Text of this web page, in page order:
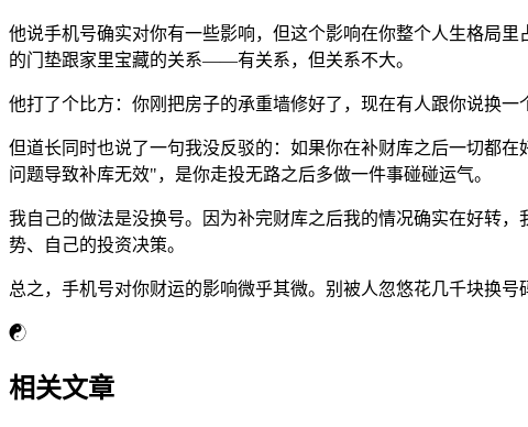
他说手机号确实对你有一些影响，但这个影响在你整个人生格局
的门垫跟家里宝藏的关系——有关系，但关系不大。
他打了个比方：你刚把房子的承重墙修好了，现在有人跟你说换
但道长同时也说了一句我没反驳的：如果你在补财库之后一切都
问题导致补库无效"，是你走投无路之后多做一件事碰碰运气。
我自己的做法是没换号。因为补完财库之后我的情况确实在好转
势、自己的投资决策。
总之，手机号对你财运的影响微乎其微。别被人忽悠花几千块换
☯
相关文章